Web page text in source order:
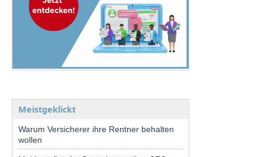
Meistgeklickt
Warum Versicherer ihre Rentner behalten
wollen